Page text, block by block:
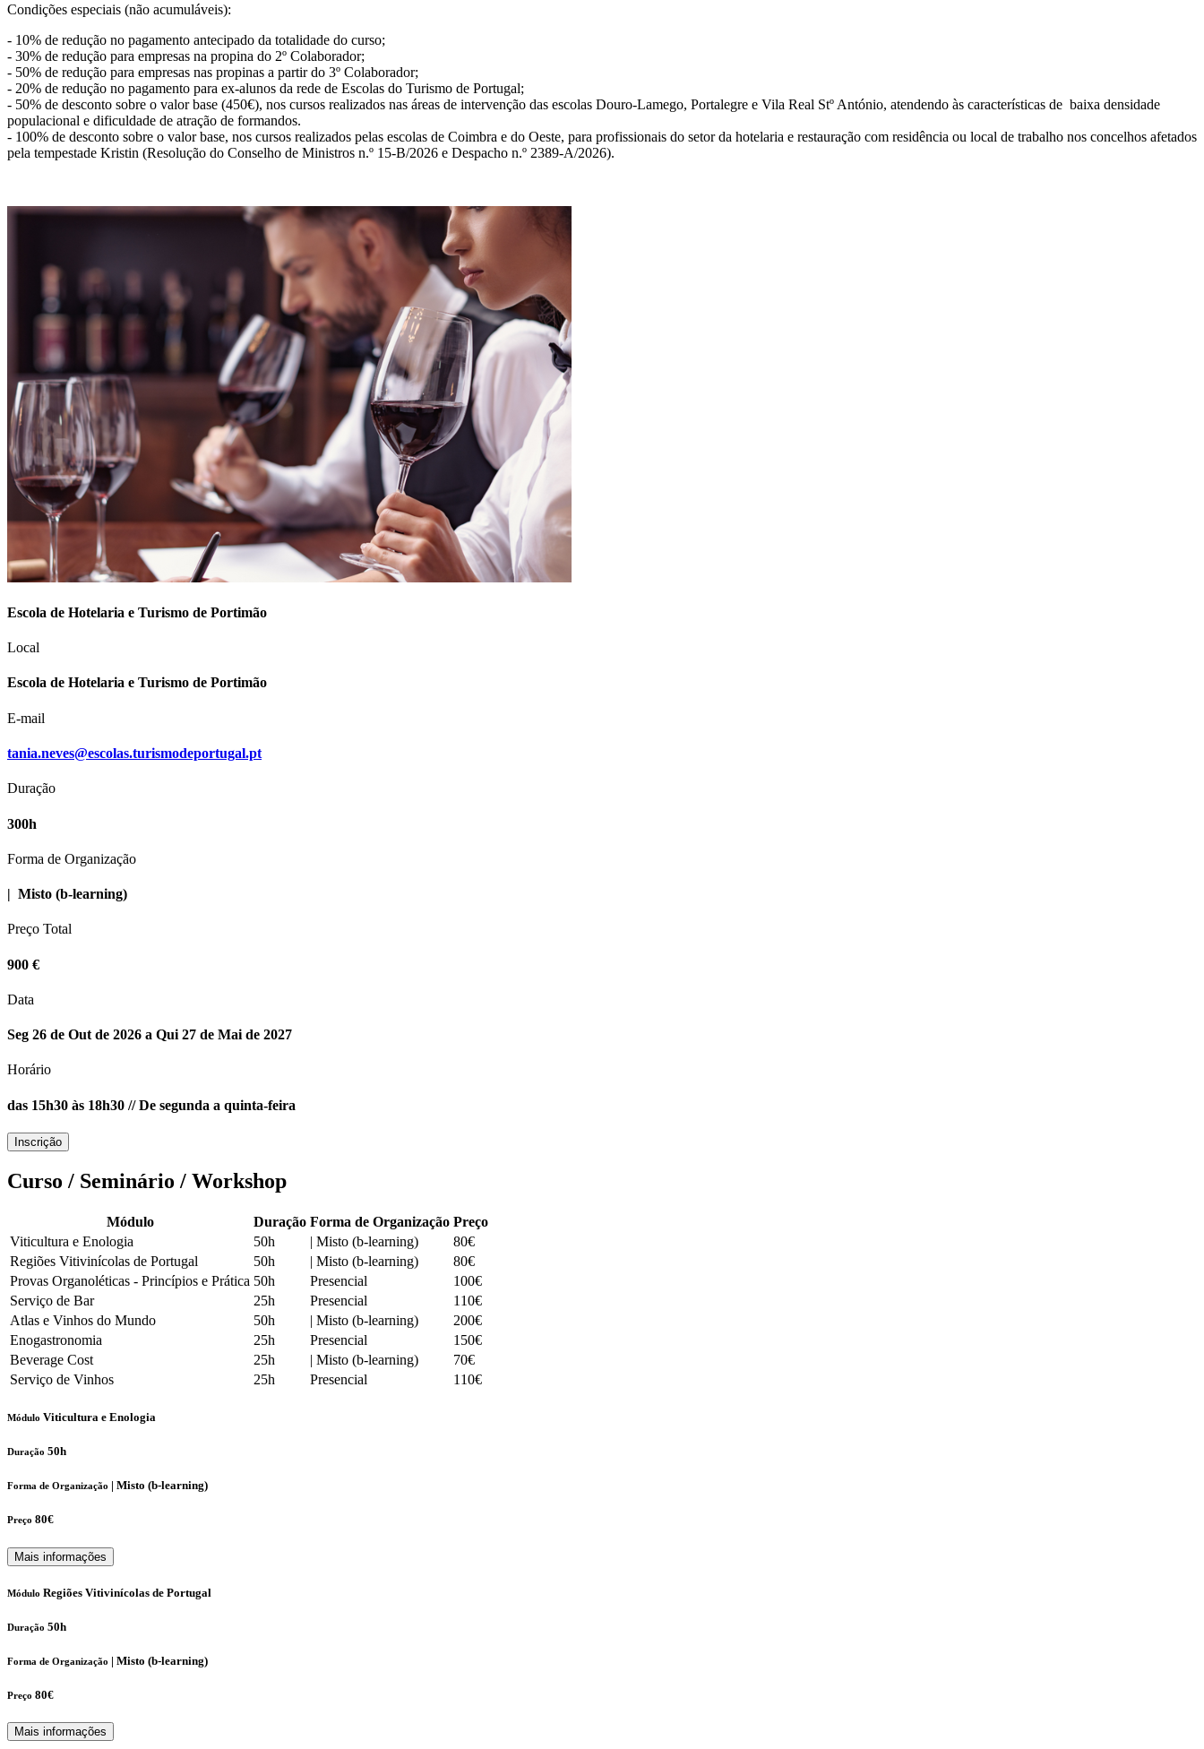
Condições especiais (não acumuláveis):
- 10% de redução no pagamento antecipado da totalidade do curso;
- 30% de redução para empresas na propina do 2º Colaborador;
- 50% de redução para empresas nas propinas a partir do 3º Colaborador;
- 20% de redução no pagamento para ex-alunos da rede de Escolas do Turismo de Portugal;
- 50% de desconto sobre o valor base (450€), nos cursos realizados nas áreas de intervenção das escolas Douro-Lamego, Portalegre e Vila Real Stº António, atendendo às características de baixa densidade
populacional e dificuldade de atração de formandos.
- 100% de desconto sobre o valor base, nos cursos realizados pelas escolas de Coimbra e do Oeste, para profissionais do setor da hotelaria e restauração com residência ou local de trabalho nos concelhos afetados
pela tempestade Kristin (Resolução do Conselho de Ministros n.º 15-B/2026 e Despacho n.º 2389-A/2026).
Escola de Hotelaria e Turismo de Portimão
Local
Escola de Hotelaria e Turismo de Portimão
E-mail
tania.neves@escolas.turismodeportugal.pt
Duração
300h
Forma de Organização
| Misto (b-learning)
Preço Total
900 €
Data
Seg 26 de Out de 2026 a Qui 27 de Mai de 2027
Horário
das 15h30 às 18h30 // De segunda a quinta-feira
Inscrição
Curso / Seminário / Workshop
Módulo Duração Forma de Organização Preço
Viticultura e Enologia
50h | Misto (b-learning)
80€
Regiões Vitivinícolas de Portugal
50h | Misto (b-learning)
80€
Provas Organoléticas - Princípios e Prática 50h Presencial
100€
Serviço de Bar
25h Presencial
110€
Atlas e Vinhos do Mundo
50h | Misto (b-learning)
200€
Enogastronomia
25h Presencial
150€
Beverage Cost
25h | Misto (b-learning)
70€
Serviço de Vinhos
25h Presencial 110€
Módulo Viticultura e Enologia
Duração 50h
Forma de Organização | Misto (b-learning)
Preço 80€
Mais informações
Módulo Regiões Vitivinícolas de Portugal
Duração 50h
Forma de Organização | Misto (b-learning)
Preço 80€
Mais informações